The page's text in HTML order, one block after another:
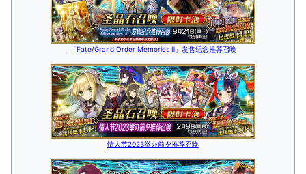
「Fate/Grand Order Memories Ⅱ」发售纪念推荐召唤
情人节2023举办前夕推荐召唤